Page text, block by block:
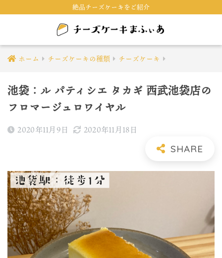
絶品チーズケーキをご紹介
ホーム チーズケーキの種類 チーズケーキ
池袋：ル パティシエ タカギ 西武池袋店の
フロマージュロワイヤル
2020年11月9日 2020年11月18日